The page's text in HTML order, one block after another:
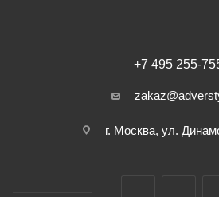
+7 495 255-
г. Москва, ул.